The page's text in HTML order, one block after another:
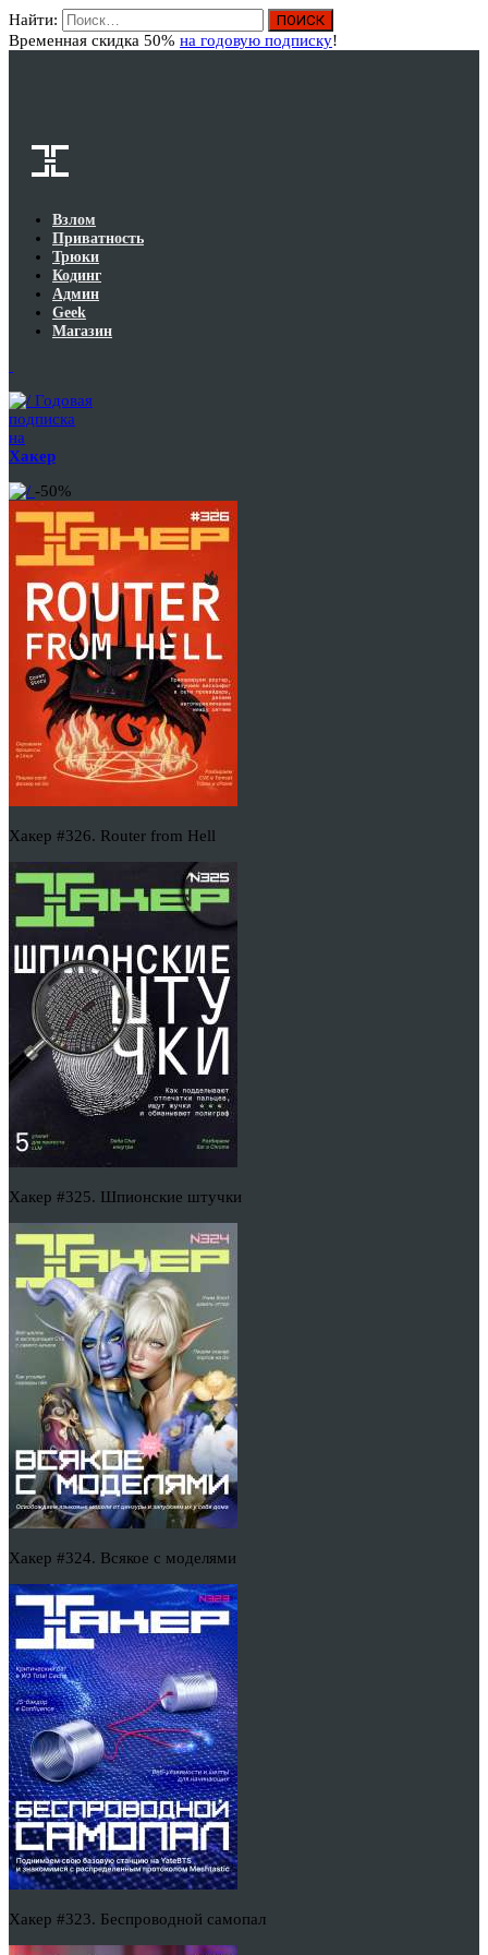
Найти:
Временная скидка 50% на годовую подписку!
Взлом
Приватность
Трюки
Кодинг
Админ
Geek
Магазин
Годовая
подписка
на
Хакер
-50%
Хакер #326. Router from Hell
Хакер #325. Шпионские штучки
Хакер #324. Всякое с моделями
Хакер #323. Беспроводной самопал